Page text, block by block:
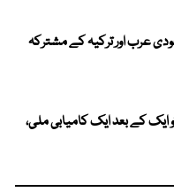
عرب اور ترکیہ کے مشترکہ
کے بعد ایک کامیابی ملی،